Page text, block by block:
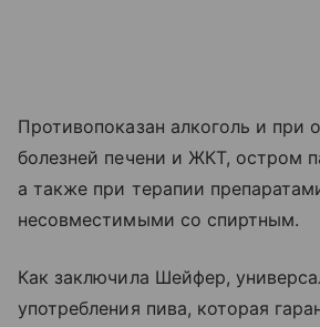
Противопоказан алкоголь и при
болезней печени и ЖКТ, остром
а также при терапии
несовместимыми со спиртным.
Как заключила Шейфер,
употребления пива, которая